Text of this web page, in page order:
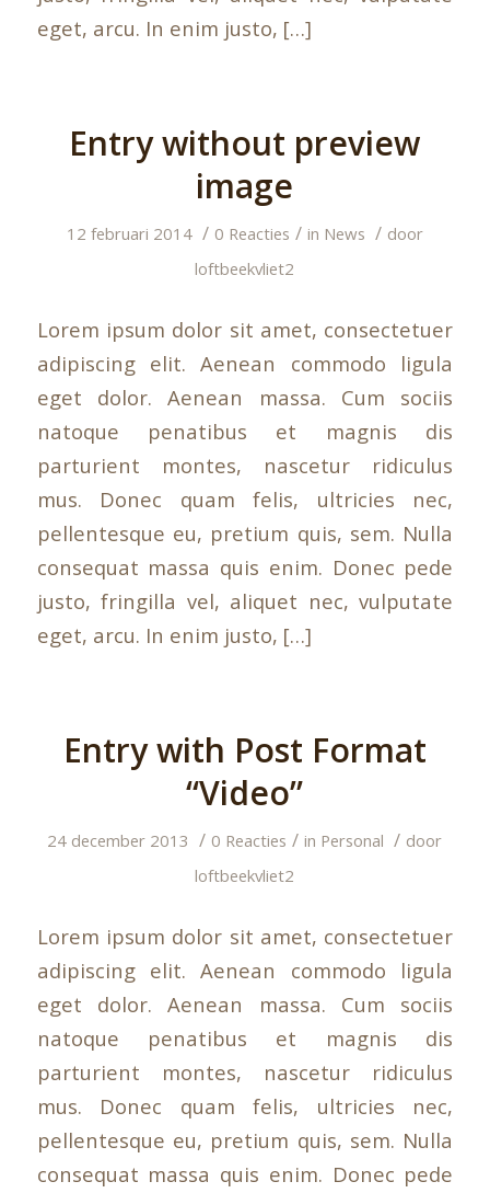
eget, arcu. In enim justo, […]
Entry without preview
image
12 februari 2014 / 0 Reacties / in News / door
loftbeekvliet2
Lorem ipsum dolor sit amet, consectetuer
adipiscing elit. Aenean commodo ligula
eget dolor. Aenean massa. Cum sociis
natoque penatibus et magnis dis
parturient montes, nascetur ridiculus
mus. Donec quam felis, ultricies nec,
pellentesque eu, pretium quis, sem. Nulla
consequat massa quis enim. Donec pede
justo, fringilla vel, aliquet nec, vulputate
eget, arcu. In enim justo, […]
Entry with Post Format
“Video”
24 december 2013 / 0 Reacties / in Personal / door
loftbeekvliet2
Lorem ipsum dolor sit amet, consectetuer
adipiscing elit. Aenean commodo ligula
eget dolor. Aenean massa. Cum sociis
natoque penatibus et magnis dis
parturient montes, nascetur ridiculus
mus. Donec quam felis, ultricies nec,
pellentesque eu, pretium quis, sem. Nulla
consequat massa quis enim. Donec pede